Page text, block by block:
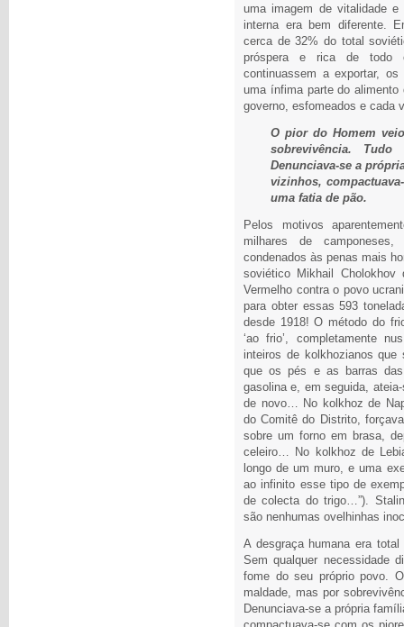
uma imagem de vitalidade e
interna era bem diferente.
cerca de 32% do total
próspera e rica de todo
continuassem a exportar,
uma ínfima parte do alimento
governo, esfomeados e cada
O pior do Homem
sobrevivência.
Denunciava-se a
vizinhos,
uma fatia de pão.
Pelos motivos
milhares de
condenados às penas mais
soviético Mikhail
Vermelho contra o povo
para obter essas 593
desde 1918! O método do
‘ao frio’, completamente
inteiros de kolkhozianos que
que os pés e as barras
gasolina e, em seguida,
de novo… No kolkhoz de
do Comitê do Distrito,
sobre um forno em brasa,
celeiro… No kolkhoz de
longo de um muro, e uma
ao infinito esse tipo de
de colecta do trigo…”).
são nenhumas ovelhinhas
A desgraça humana era
Sem qualquer necessidade
fome do seu próprio povo.
maldade, mas por
Denunciava-se a própria